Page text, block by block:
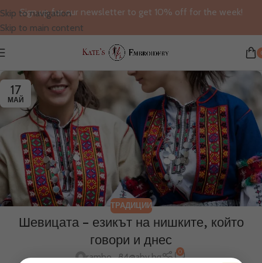
Skip to navigation
Skip to main content
Sign up for our newsletter to get 10% off for the week!
17
МАЙ
ТРАДИЦИИ
Шевицата – езикът на нишките, който
говори и днес
rambo_84@abv.bg 0